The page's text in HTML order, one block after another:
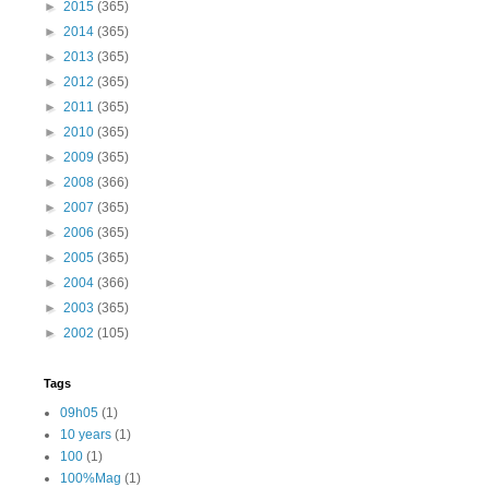
► 2015 (365)
► 2014 (365)
► 2013 (365)
► 2012 (365)
► 2011 (365)
► 2010 (365)
► 2009 (365)
► 2008 (366)
► 2007 (365)
► 2006 (365)
► 2005 (365)
► 2004 (366)
► 2003 (365)
► 2002 (105)
Tags
09h05 (1)
10 years (1)
100 (1)
100%Mag (1)